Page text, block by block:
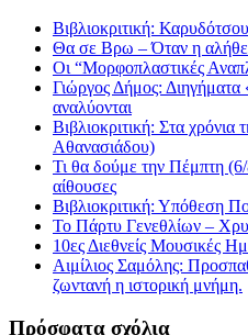
Βιβλιοκριτική:
Θα σε Βρω – Όταν η
Οι “Μορφοπλαστικές
Γιώργος Δήμος: Διηγήματα
αναλύονται
Βιβλιοκριτική: Στα χρόνια
Αθανασιάδου)
Τι θα δούμε την Πέμπτη (6/
αίθουσες
Βιβλιοκριτική: Υπόθεση
Το Πάρτυ Γενεθλίων –
10ες Διεθνείς Μουσικές
Αιμίλιος Σαμόλης:
ζωντανή η ιστορική μνήμη.
Πρόσφατα σχόλια